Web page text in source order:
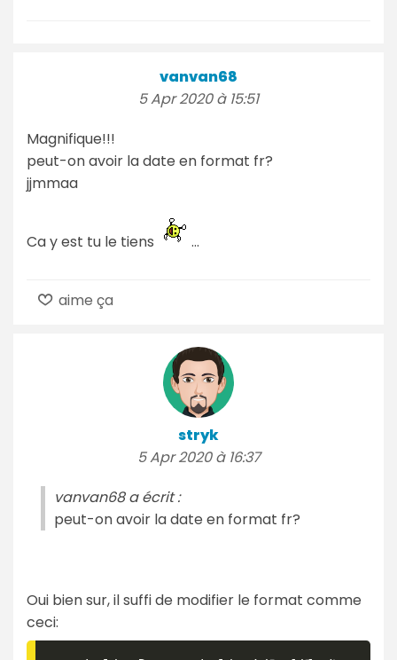
vanvan68
5 Apr 2020 à 15:51
Magnifique!!!
peut-on avoir la date en format fr?
jjmmaa
Ca y est tu le tiens ...
aime ça
stryk
5 Apr 2020 à 16:37
vanvan68 a écrit :
peut-on avoir la date en format fr?
Oui bien sur, il suffi de modifier le format comme
ceci: